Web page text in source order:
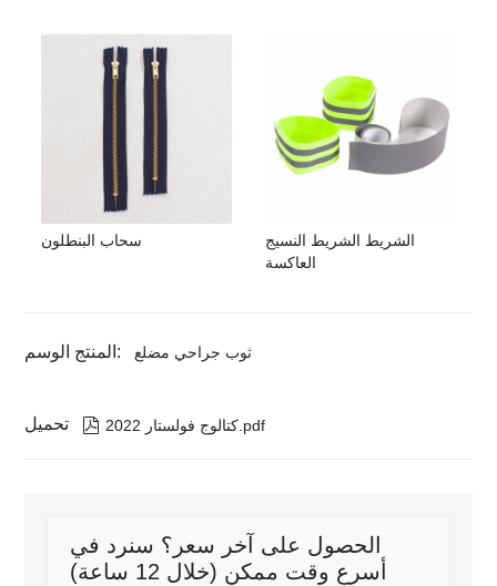
سحاب البنطلون
الشريط الشريط النسيج
العاكسة
المنتج الوسم: ثوب جراحي مضلع
تحميل  كتالوج فولستار 2022.pdf
الحصول على آخر سعر؟ سنرد في
أسرع وقت ممكن (خلال 12 ساعة)